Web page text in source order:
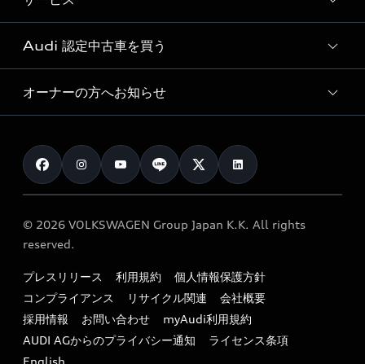
見積り依頼
試乗予約
e-tronラインアップ
価格シミュレーション
車両比較
カタログ一覧
純正アクセサリー
オンラインショップ
Audi collection
アウディナビアプリ
サービス入庫予約
サービスプログラム
メンテナンス
車検 / 定期点検
e-tronアフターサポート
myAudi
Audi 認定中古車を買う
Audi認定中古車
クオリティ
保証
メンテナンス
ファイナンス
キャンペーン / イベント
買取査定
オーナーの方へお知らせ
お知らせ
オーナー様向けキャンペーン
特定整備適用車一覧
リサイクル法
よくある質問（FAQ）
© 2026 VOLKSWAGEN Group Japan K.K. All rights
reserved.
プレスリリース 利用規約
個人情報保護方針
コンプライアンス
リサイクル関連
会社概要
採用情報
お問い合わせ
myAudi利用規約
AUDI AGからのプライバシー通知
ライセンス条項
English